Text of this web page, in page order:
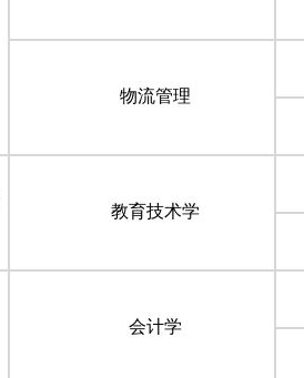
物流管理
教育技术学
会计学